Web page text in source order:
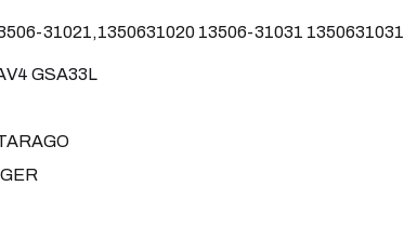
31021,1350631020 13506-31031 1350631031
GSA33L